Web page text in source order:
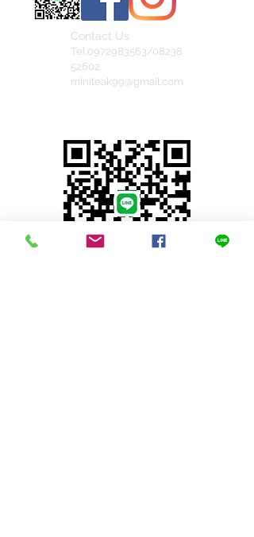
Contact Us
Tel.0972983563/08238
52602
miniteak99@gmail.com